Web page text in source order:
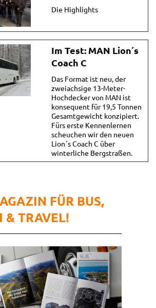
Die Highlights
Im Test: MAN Lion´s
Coach C
Das Format ist neu, der
zweiachsige 13-Meter-
Hochdecker von MAN ist
konsequent für 19,5 Tonnen
Gesamtgewicht konzipiert.
Fürs erste Kennenlernen
scheuchen wir den neuen
Lion´s Coach C über
winterliche Bergstraßen.
FÜR BUS,
& TRAVEL!